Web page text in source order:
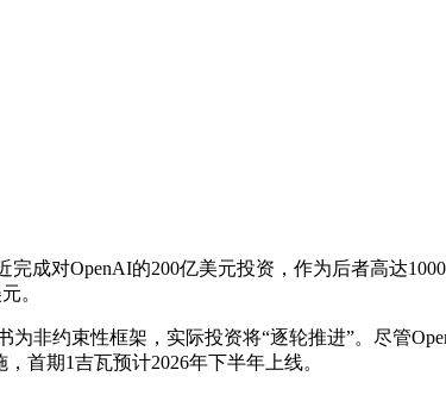
完成对OpenAI的200亿美元投资，作为后者高达
。
为非约束性框架，实际投资将“逐轮推进”。尽管
首期1吉瓦预计2026年下半年上线。